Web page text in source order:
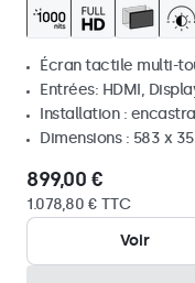
Écran tactile multi-
Entrées: HDMI,
Installation :
Dimensions : 583 x
899,00 €
1.078,80 € TTC
Voir